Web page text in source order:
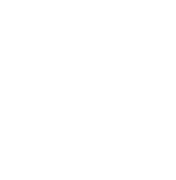
центр на пр. Просвещения,
партнер)